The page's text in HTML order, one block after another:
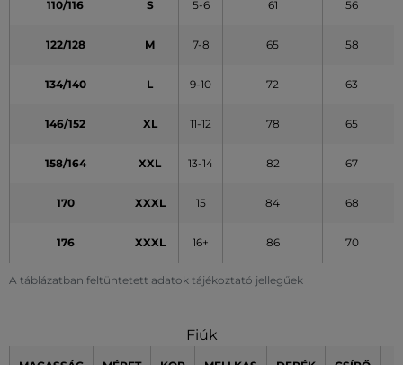
A táblázatban feltüntetett adatok tájékoztató jellegűek
110/116 S 5-6 61 56
122/128 M 7-8 65 58
134/140 L 9-10 72 63
146/152 XL 11-12 78 65
158/164 XXL 13-14 82 67
170 XXXL 15 84 68
176 XXXL 16+ 86 70
Fiúk